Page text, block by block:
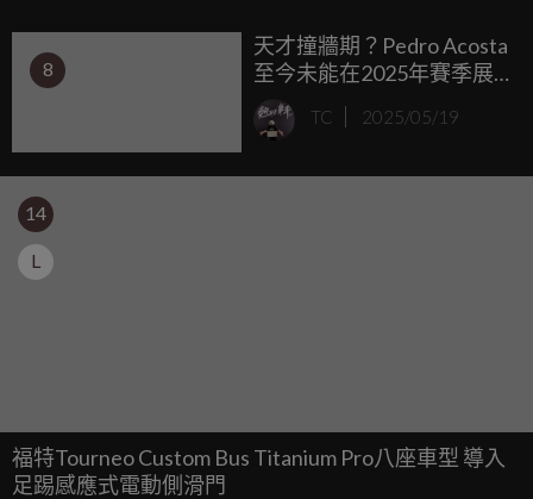
8
天才撞牆期？Pedro Acosta
至今未能在2025年賽季展
現出真正的競爭力！
TC 2025/05/19
14
L
福特Tourneo Custom Bus Titanium Pro八座車型 導入
足踢感應式電動側滑門